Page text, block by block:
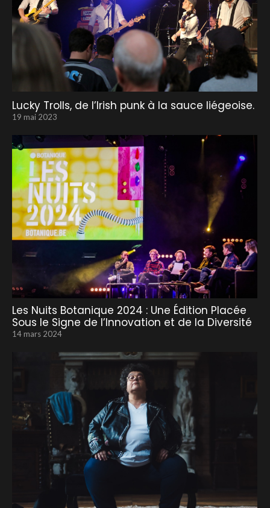
Lucky Trolls, de l’Irish punk à la sauce liégeoise.
19 mai 2023
Les Nuits Botanique 2024 : Une Édition Placée
Sous le Signe de l’Innovation et de la Diversité
14 mars 2024